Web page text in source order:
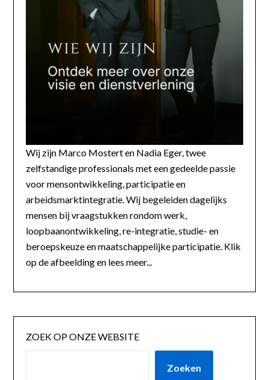
Wij zijn Marco Mostert en Nadia Eger, twee
zelfstandige professionals met een gedeelde passie
voor mensontwikkeling, participatie en
arbeidsmarktintegratie. Wij begeleiden dagelijks
mensen bij vraagstukken rondom werk,
loopbaanontwikkeling, re-integratie, studie- en
beroepskeuze en maatschappelijke participatie. Klik
op de afbeelding en lees meer...
ZOEK OP ONZE WEBSITE
Zoeken